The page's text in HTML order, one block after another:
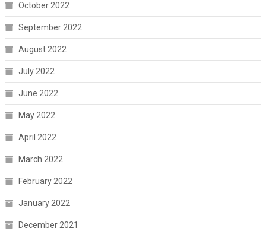
October 2022
September 2022
August 2022
July 2022
June 2022
May 2022
April 2022
March 2022
February 2022
January 2022
December 2021